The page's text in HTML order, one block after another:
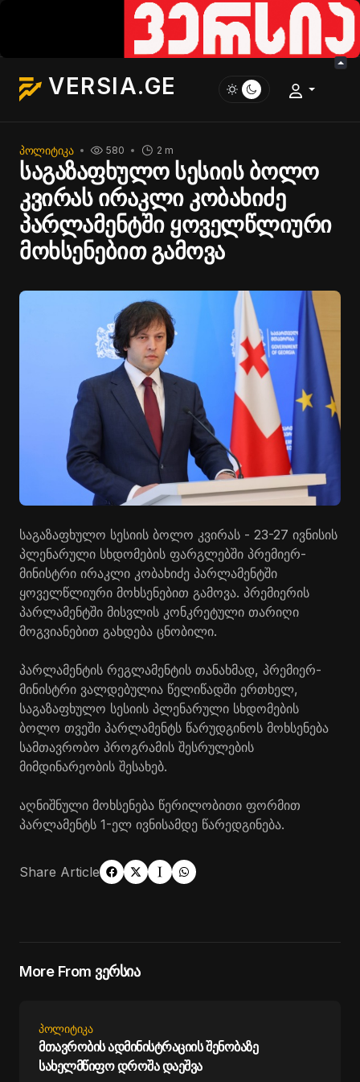
VERSIA.GE
ᲞᲝᲚᲘᲢᲘᲙᲐ 2 m
580
საგაზაფხულო სესიის ბოლო
კვირას ირაკლი კობახიძე
პარლამენტში ყოველწლიური
მოხსენებით გამოვა
საგაზაფხულო სესიის ბოლო კვირას - 23-27 ივნისის
პლენარული სხდომების ფარგლებში პრემიერ-
მინისტრი ირაკლი კობახიძე პარლამენტში
ყოველწლიური მოხსენებით გამოვა. პრემიერის
პარლამენტში მისვლის კონკრეტული თარიღი
მოგვიანებით გახდება ცნობილი.
პარლამენტის რეგლამენტის თანახმად, პრემიერ-
მინისტრი ვალდებულია წელიწადში ერთხელ,
საგაზაფხულო სესიის პლენარული სხდომების
ბოლო თვეში პარლამენტს წარუდგინოს მოხსენება
სამთავრობო პროგრამის შესრულების
მიმდინარეობის შესახებ.
აღნიშნული მოხსენება წერილობითი ფორმით
პარლამენტს 1-ელ ივნისამდე წარედგინება.
Share Article
More From ვერსია
ᲞᲝᲚᲘᲢᲘᲙᲐ
მთავრობის ადმინისტრაციის შენობაზე
სახელმწიფო დროშა დაეშვა